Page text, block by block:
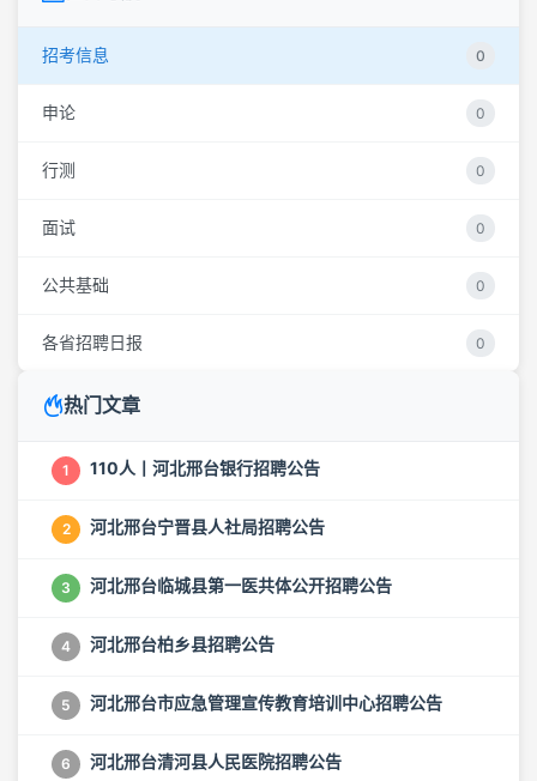
招考信息 0
申论 0
行测 0
面试 0
公共基础 0
各省招聘日报 0
热门文章
1 110人丨河北邢台银行招聘公告
2 河北邢台宁晋县人社局招聘公告
3 河北邢台临城县第一医共体公开招聘公告
4 河北邢台柏乡县招聘公告
5 河北邢台市应急管理宣传教育培训中心招聘公告
6 河北邢台清河县人民医院招聘公告